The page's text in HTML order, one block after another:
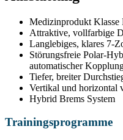
Medizinprodukt Klasse
Attraktive, vollfarbige
Langlebiges, klares 7-
Störungsfreie Polar-
automatischer
Tiefer, breiter
Vertikal und horizontal
Hybrid Brems System
Trainingsprogramme